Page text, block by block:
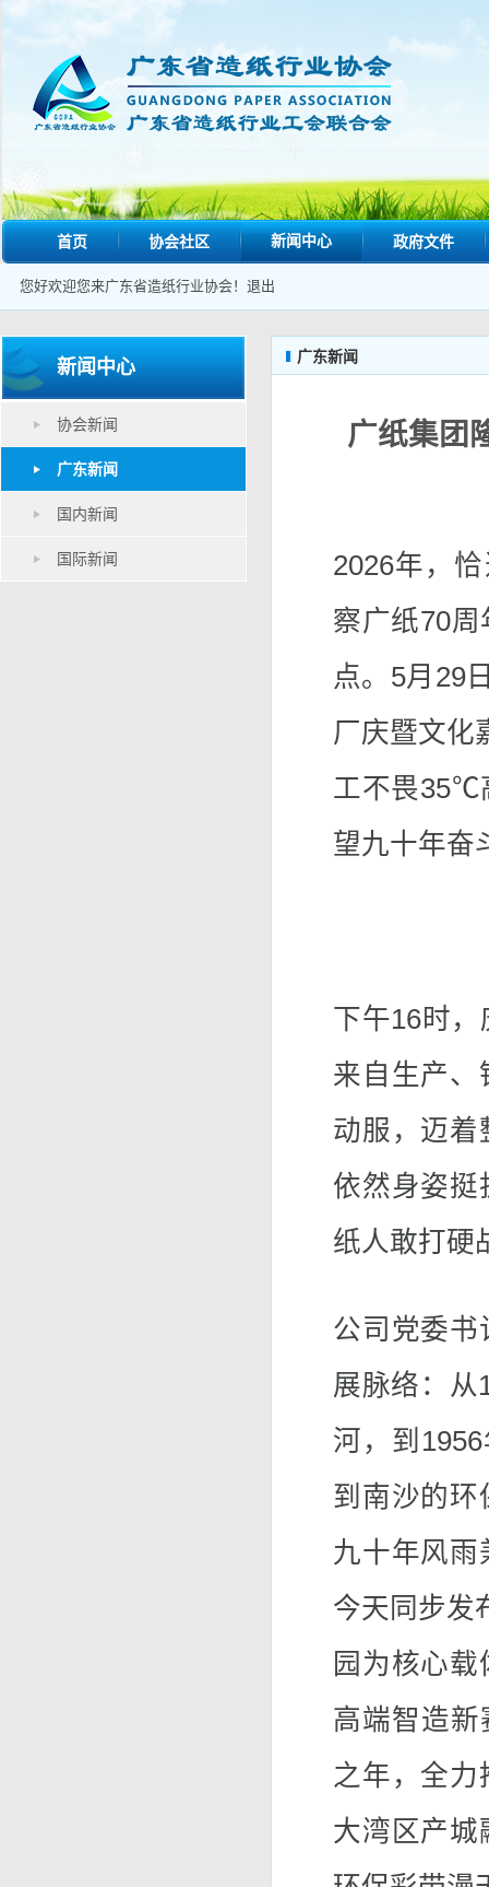
首页 协会社区 新闻中心 政府文件
您好欢迎您来广东省造纸行业协会！ 退出
新闻中心
协会新闻
广东新闻
国内新闻
国际新闻
广东新闻
广纸集团
2026年，
察广纸70
点。5月29
厂庆暨文化
工不畏35℃
望九十年奋
下午16时
来自生产、
动服，迈着
依然身姿挺
纸人敢打硬
公司党委书
展脉络：从
河，到
到南沙的
九十年风
今天同步发
园为核心
高端智造新
之年，全
大湾区产城